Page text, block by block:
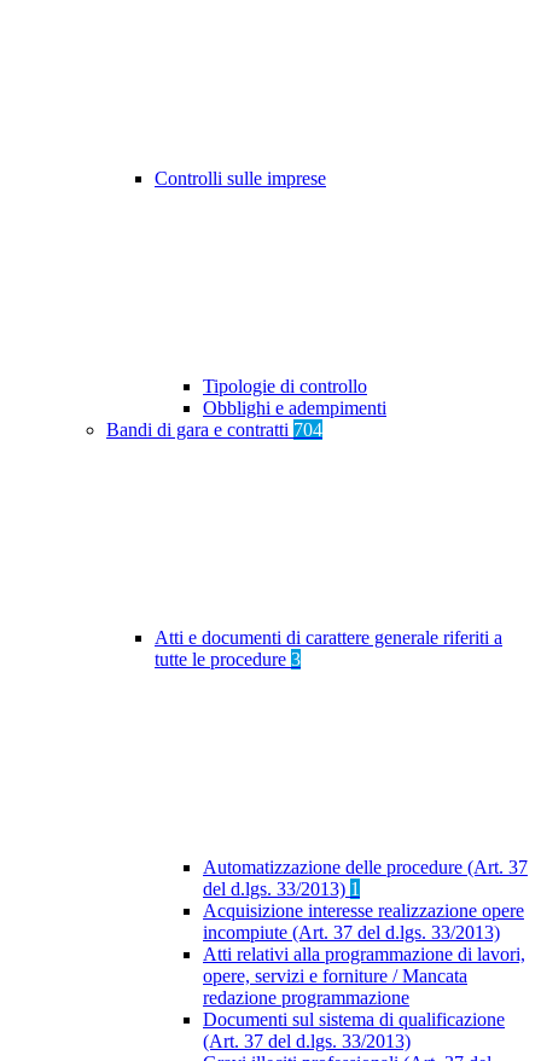
Controlli sulle imprese
Tipologie di controllo
Obblighi e adempimenti
Bandi di gara e contratti 704
Atti e documenti di carattere generale riferiti a
tutte le procedure 3
Automatizzazione delle procedure (Art. 37
del d.lgs. 33/2013) 1
Acquisizione interesse realizzazione opere
incompiute (Art. 37 del d.lgs. 33/2013)
Atti relativi alla programmazione di lavori,
opere, servizi e forniture / Mancata
redazione programmazione
Documenti sul sistema di qualificazione
(Art. 37 del d.lgs. 33/2013)